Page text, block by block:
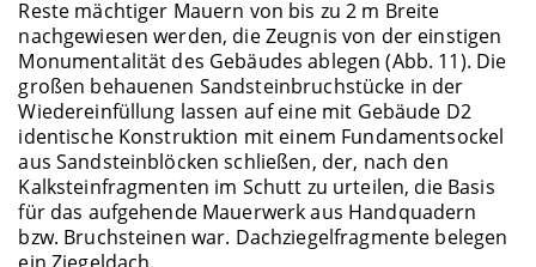
Reste mächtiger Mauern von bis zu 2 m Breite
nachgewiesen werden, die Zeugnis von der einstigen
Monumentalität des Gebäudes ablegen (Abb. 11). Die
großen behauenen Sandsteinbruchstücke in der
Wiedereinfüllung lassen auf eine mit Gebäude D2
identische Konstruktion mit einem Fundamentsockel
aus Sandsteinblöcken schließen, der, nach den
Kalksteinfragmenten im Schutt zu urteilen, die Basis
für das aufgehende Mauerwerk aus Handquadern
bzw. Bruchsteinen war. Dachziegelfragmente belegen